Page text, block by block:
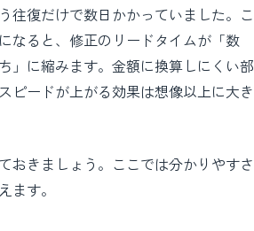
往復だけで数日かかっていました。こ
なると、修正のリードタイムが「数
」に縮みます。金額に換算しにくい部
ピードが上がる効果は想像以上に大き
おきましょう。ここでは分かりやすさ
ます。